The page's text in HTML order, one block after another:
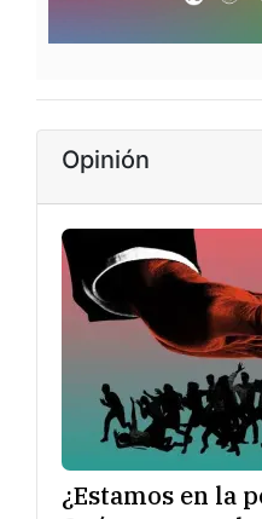
Opinión
¿Estamos en la